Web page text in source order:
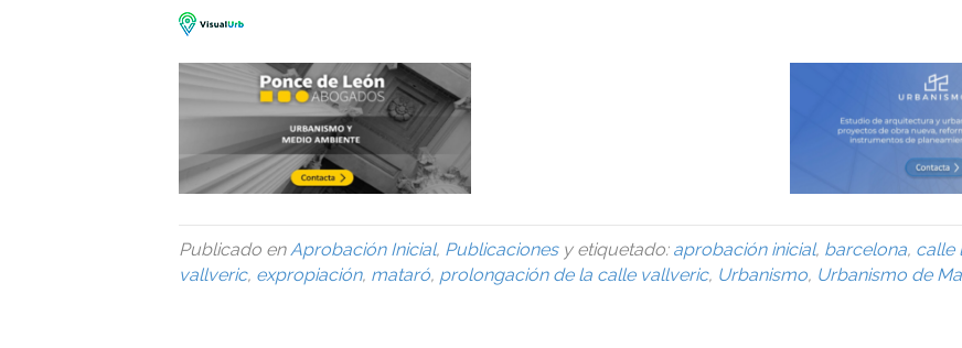
Publicado enAprobación Inicial, Publicacionesy etiquetado: aprobación inicial, barcelona, calle
vallveric, expropiación, mataró, prolongación de la calle vallveric, Urbanismo, Urbanismo de